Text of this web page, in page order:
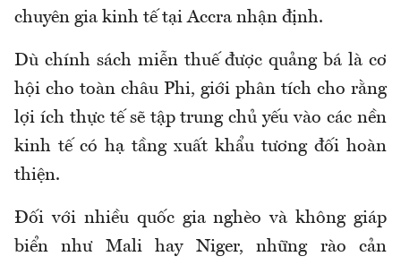
chuyên gia kinh tế tại Accra nhận định.
Dù chính sách miễn thuế được quảng bá là cơ
hội cho toàn châu Phi, giới phân tích cho rằng
lợi ích thực tế sẽ tập trung chủ yếu vào các nền
kinh tế có hạ tầng xuất khẩu tương đối hoàn
thiện.
Đối với nhiều quốc gia nghèo và không giáp
biển như Mali hay Niger, những rào cản